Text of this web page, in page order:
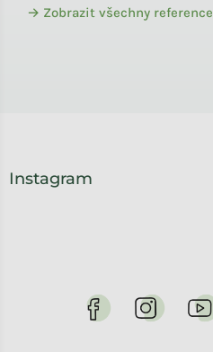
→ Zobrazit všechny reference
Instagram